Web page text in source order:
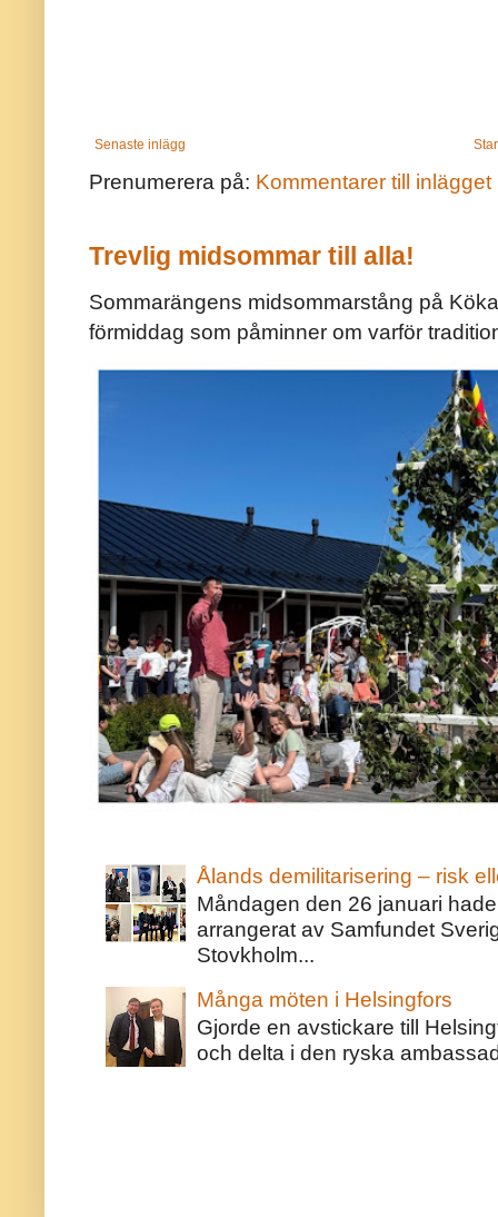
Senaste inlägg
Prenumerera på: Kommentarer till inlägget
Trevlig midsommar till alla!
Sommarängens midsommarstång på
förmiddag som påminner om varför
Ålands demilitarisering – risk
Måndagen den 26 januari
arrangerat av Samfundet
Stovkholm...
Många möten i Helsingfors
Gjorde en avstickare till
och delta i den ryska